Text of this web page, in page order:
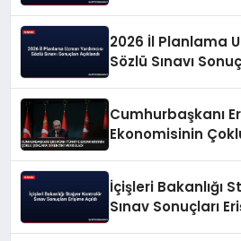
2026 İl Planlama
Sözlü Sınavı
Cumhurbaşkanı
Ekonomisinin
İçişleri Bakanlığı
Sınav Sonuçları